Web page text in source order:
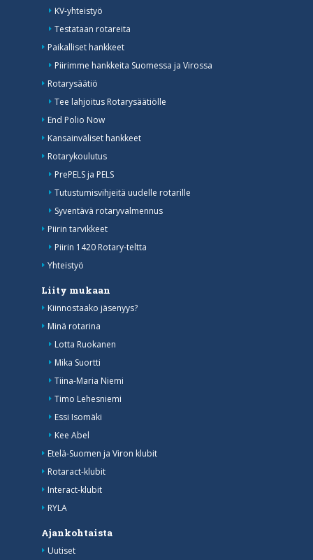
KV-yhteistyö
Testataan rotareita
Paikalliset hankkeet
Piirimme hankkeita Suomessa ja Virossa
Rotarysäätiö
Tee lahjoitus Rotarysäätiölle
End Polio Now
Kansainväliset hankkeet
Rotarykoulutus
PrePELS ja PELS
Tutustumisvihjeitä uudelle rotarille
Syventävä rotaryvalmennus
Piirin tarvikkeet
Piirin 1420 Rotary-teltta
Yhteistyö
Liity mukaan
Kiinnostaako jäsenyys?
Minä rotarina
Lotta Ruokanen
Mika Suortti
Tiina-Maria Niemi
Timo Lehesniemi
Essi Isomäki
Kee Abel
Etelä-Suomen ja Viron klubit
Rotaract-klubit
Interact-klubit
RYLA
Ajankohtaista
Uutiset